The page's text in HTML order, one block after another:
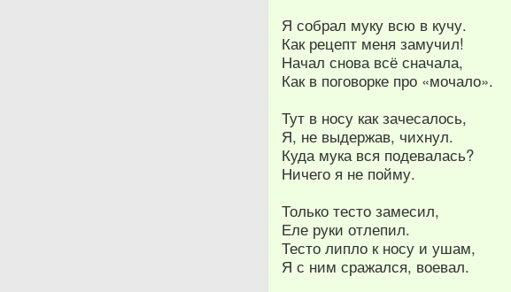
Я собрал муку всю в кучу.
Как рецепт меня замучил!
Начал снова всё сначала,
Как в поговорке про «мочало».
Тут в носу как зачесалось,
Я, не выдержав, чихнул.
Куда мука вся подевалась?
Ничего я не пойму.
Только тесто замесил,
Еле руки отлепил.
Тесто липло к носу и ушам,
Я с ним сражался, воевал.